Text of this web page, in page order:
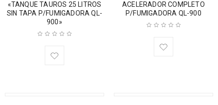
«TANQUE TAUROS 25 LITROS
SIN TAPA P/FUMIGADORA QL-
900»
ACELERADOR COMPLETO
P/FUMIGADORA QL-900